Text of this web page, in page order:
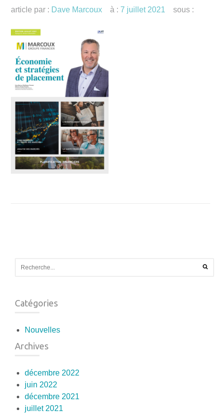
article par : Dave Marcoux à : 7 juillet 2021 sous :
Catégories
Nouvelles
Archives
décembre 2022
juin 2022
décembre 2021
juillet 2021